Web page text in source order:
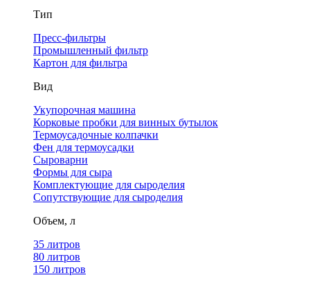
Тип
Пресс-фильтры
Промышленный фильтр
Картон для фильтра
Вид
Укупорочная машина
Корковые пробки для винных бутылок
Термоусадочные колпачки
Фен для термоусадки
Сыроварни
Формы для сыра
Комплектующие для сыроделия
Сопутствующие для сыроделия
Объем, л
35 литров
80 литров
150 литров